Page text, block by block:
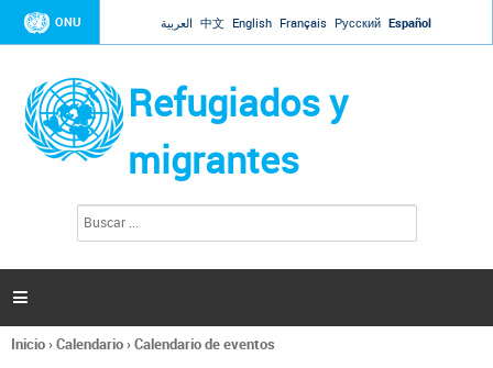
Jump to navigation
ONU العربية 中文 English Français Русский Español
Refugiados y
migrantes
l
s

Se
Inicio›Calendario›Calendario de eventos